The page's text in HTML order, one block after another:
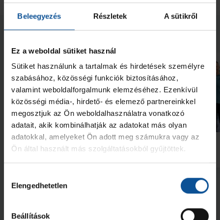
Beleegyezés Részletek A sütikről
Ez a weboldal sütiket használ
Sütiket használunk a tartalmak és hirdetések személyre
szabásához, közösségi funkciók biztosításához,
valamint weboldalforgalmunk elemzéséhez. Ezenkívül
közösségi média-, hirdető- és elemező partnereinkkel
megosztjuk az Ön weboldalhasználatra vonatkozó
adatait, akik kombinálhatják az adatokat más olyan
adatokkal, amelyeket Ön adott meg számukra vagy az
Ön által használt más szolgáltatásokból gyűjtöttek.
kiválasztása
Elengedhetetlen
Beállítások
Neked ajánljuk
Megnézem az összeset
Galéria
NB I 2026. júl. 29.
Futás a Ligetben (2026.07.28.)
NB I 2026. jún. 20.
Lukács Kornél az Év
akadémistája